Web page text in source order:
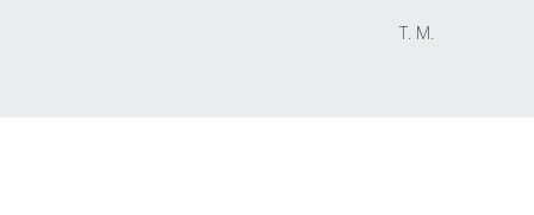
T. M.